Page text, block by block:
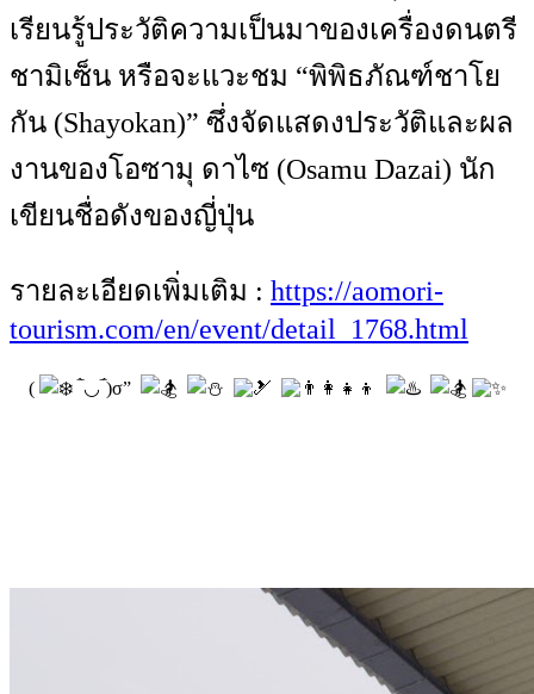
เรียนรู้ประวัติความเป็นมาของเครื่องดนตรี
ชามิเซ็น หรือจะแวะชม “พิพิธภัณฑ์ชาโย
กัน (Shayokan)” ซึ่งจัดแสดงประวัติและผล
งานของโอซามุ ดาไซ (Osamu Dazai) นัก
เขียนชื่อดังของญี่ปุ่น
รายละเอียดเพิ่มเติม : https://aomori-
tourism.com/en/event/detail_1768.html
( ‾̀◡‾́)σ”